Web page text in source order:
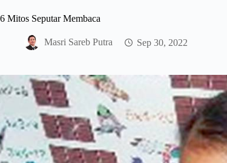
6 Mitos Seputar Membaca
Masri Sareb Putra Sep 30, 2022